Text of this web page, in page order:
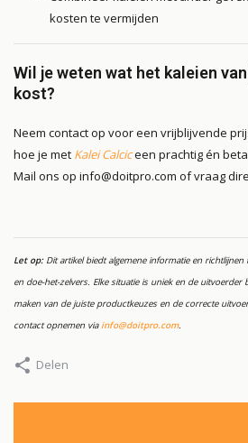
kosten te vermijden
Wil je weten wat het kaleien
kost?
Neem contact op voor een vrijblijvende
hoe je met Kalei Calciceen prachtig én
Mail ons op info@doitpro.com of vraag
Let op: Dit artikel biedt algemene informatie en
en doe-het-zelvers. Elke situatie is uniek en de
maken van de juiste productkeuzes en de correcte
contact opnemen via info@doitpro.com.
Delen